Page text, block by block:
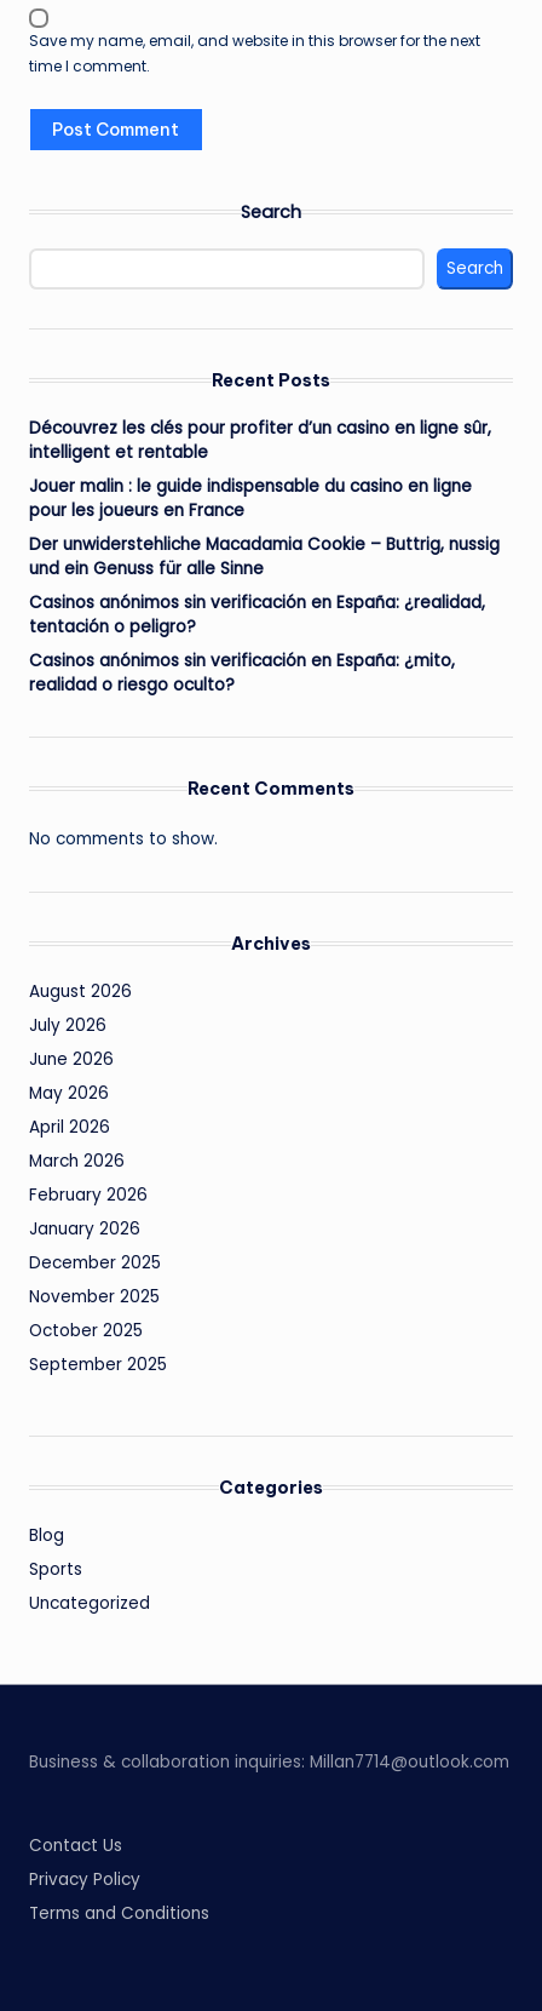
Save my name, email, and website in this browser for the next
time I comment.
Search
Search
Recent Posts
Découvrez les clés pour profiter d’un casino en ligne sûr,
intelligent et rentable
Jouer malin : le guide indispensable du casino en ligne
pour les joueurs en France
Der unwiderstehliche Macadamia Cookie – Buttrig, nussig
und ein Genuss für alle Sinne
Casinos anónimos sin verificación en España: ¿realidad,
tentación o peligro?
Casinos anónimos sin verificación en España: ¿mito,
realidad o riesgo oculto?
Recent Comments
No comments to show.
Archives
August 2026
July 2026
June 2026
May 2026
April 2026
March 2026
February 2026
January 2026
December 2025
November 2025
October 2025
September 2025
Categories
Blog
Sports
Uncategorized
Business & collaboration inquiries: Millan7714@outlook.com
Contact Us
Privacy Policy
Terms and Conditions